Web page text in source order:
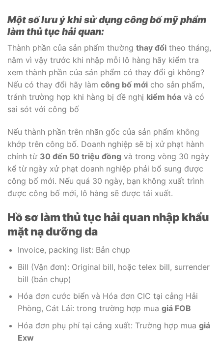
Một số lưu ý khi sử dụng công bố mỹ phẩm
làm thủ tục hải quan:
Thành phần của sản phẩm thường thay đổi theo tháng,
năm vì vậy trước khi nhập mỗi lô hàng hãy kiểm tra
xem thành phần của sản phẩm có thay đổi gì không?
Nếu có thay đổi hãy làm công bố mới cho sản phẩm,
tránh trường hợp khi hàng bị đề nghị kiểm hóa và có
sai sót với công bố
Nếu thành phần trên nhãn gốc của sản phẩm không
khớp trên công bố. Doanh nghiệp sẽ bị xử phạt hành
chính từ 30 đến 50 triệu đồng và trong vòng 30 ngày
kể từ ngày xử phạt doanh nghiệp phải bổ sung được
công bố mới. Nếu quá 30 ngày, bạn không xuất trình
được công bố mới, lô hàng sẽ được tái xuất.
Hồ sơ làm thủ tục hải quan nhập khẩu
mặt nạ dưỡng da
Invoice, packing list: Bản chụp
Bill (Vận đơn): Original bill, hoặc telex bill, surrender
bill (bản chụp)
Hóa đơn cước biển và Hóa đơn CIC tại cảng Hải
Phòng, Cát Lái: trong trường hợp mua giá FOB
Hóa đơn phụ phí tại cảng xuất: Trường hợp mua giá
Exw